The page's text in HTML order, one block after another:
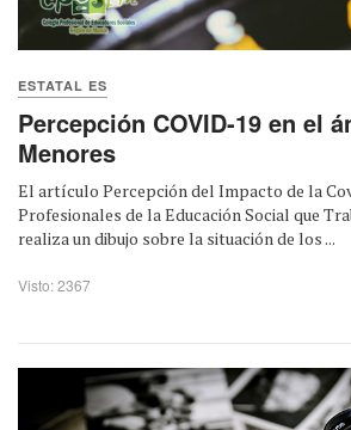
ESTATAL ES
Percepción COVID-19 en el
Menores
El artículo Percepción del Impacto de la
Profesionales de la Educación Social que
realiza un dibujo sobre la situación de los ...
Visto: 2367